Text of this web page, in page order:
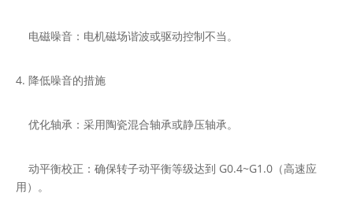
电磁噪音：电机磁场谐波或驱动控制不当。
4. 降低噪音的措施
优化轴承：采用陶瓷混合轴承或静压轴承。
动平衡校正：确保转子动平衡等级达到 G0.4~G1.0（高速应
用）。